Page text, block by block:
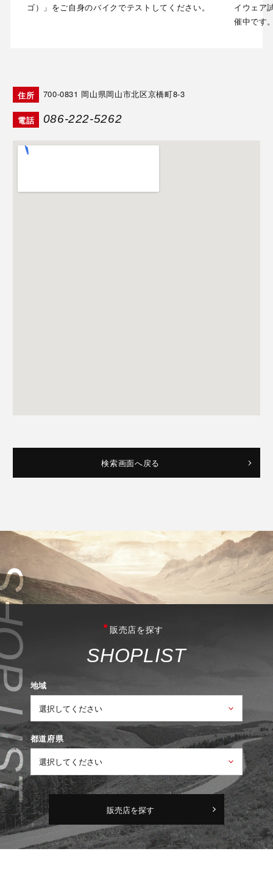
ゴ）」をご自身のバイクでテストしてください。
イウェア
催中です
住所 700-0831 岡山県岡山市北区京橋町8-3
電話 086-222-5262
検索画面へ戻る
販売店を探す
SHOPLIST
地域
都道府県
販売店を探す